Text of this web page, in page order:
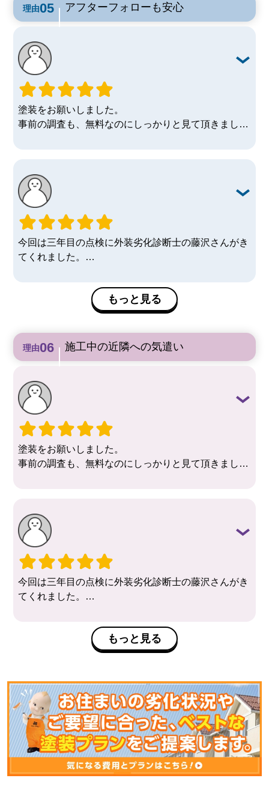
にしました。
んが作業時間、内容など報告を書いてポストに入れて
くださり安心でした。
また、塗装以外のドアや雨戸の調整などもしていただ
き大変助かりました。
塗装を検討されている方はオススメです！
理由 アフターフォローも安心
塗装をお願いしました。
事前の調査も、無料なのにしっかりと見て頂きまし
とっても綺麗に塗って頂き感謝しています。
1年後、3年後と点検にも来ていただけるという事で、
その時に家の困っている箇所の相談もしやすいので助
かります。
また何かあった時はお願い致します。
今回は三年目の点検に外装劣化診断士の藤沢さんがき
てくれました。
わかる事を丁寧に教えて頂きました。また、これから
もっと見る
理由 施工中の近隣への気遣い
塗装をお願いしました。
事前の調査も、無料なのにしっかりと見て頂きまし
とっても綺麗に塗って頂き感謝しています。
1年後、3年後と点検にも来ていただけるという事で、
その時に家の困っている箇所の相談もしやすいので助
かります。
また何かあった時はお願い致します。
今回は三年目の点検に外装劣化診断士の藤沢さんがき
てくれました。
わかる事を丁寧に教えて頂きました。また、これから
もっと見る